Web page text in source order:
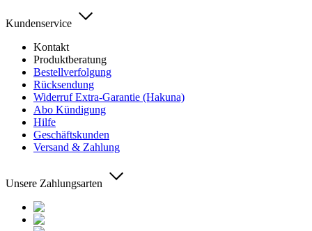
Kundenservice
Kontakt
Produktberatung
Bestellverfolgung
Rücksendung
Widerruf Extra-Garantie (Hakuna)
Abo Kündigung
Hilfe
Geschäftskunden
Versand & Zahlung
Unsere Zahlungsarten